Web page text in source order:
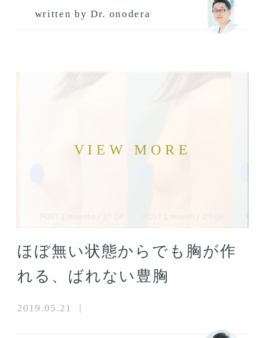
written by Dr. onodera
ほぼ無い状態からでも胸が作
れる、ばれない豊胸
2019.05.21